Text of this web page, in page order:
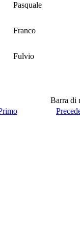
Pasquale
Franco
Fulvio
Barra di